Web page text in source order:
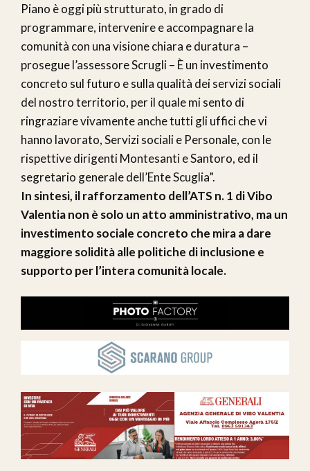
Piano è oggi più strutturato, in grado di
programmare, intervenire e accompagnare la
comunità con una visione chiara e duratura –
prosegue l’assessore Scrugli – È un investimento
concreto sul futuro e sulla qualità dei servizi sociali
del nostro territorio, per il quale mi sento di
ringraziare vivamente anche tutti gli uffici che vi
hanno lavorato, Servizi sociali e Personale, con le
rispettive dirigenti Montesanti e Santoro, ed il
segretario generale dell’Ente Scuglia”.
In sintesi, il rafforzamento dell’ATS n. 1 di Vibo
Valentia non è solo un atto amministrativo, ma un
investimento sociale concreto che mira a dare
maggiore solidità alle politiche di inclusione e
supporto per l’intera comunità locale.